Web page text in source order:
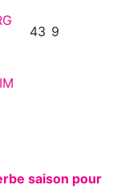
43 9
saison pour